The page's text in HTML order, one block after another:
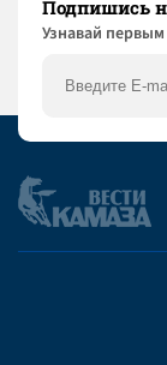
Подпишись
Узнaвай первым